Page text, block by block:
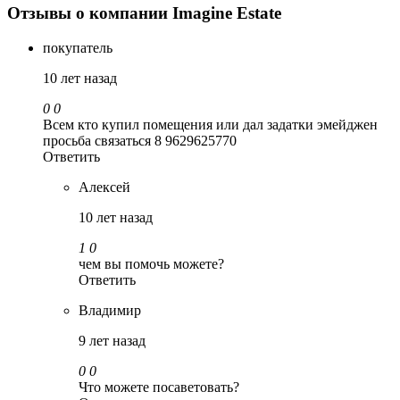
Отзывы о компании Imagine Estate
покупатель
10 лет назад
0 0
Всем кто купил помещения или дал задатки эмейджен
просьба связаться 8 9629625770
Ответить
Алексей
10 лет назад
1 0
чем вы помочь можете?
Ответить
Владимир
9 лет назад
0 0
Что можете посаветовать?